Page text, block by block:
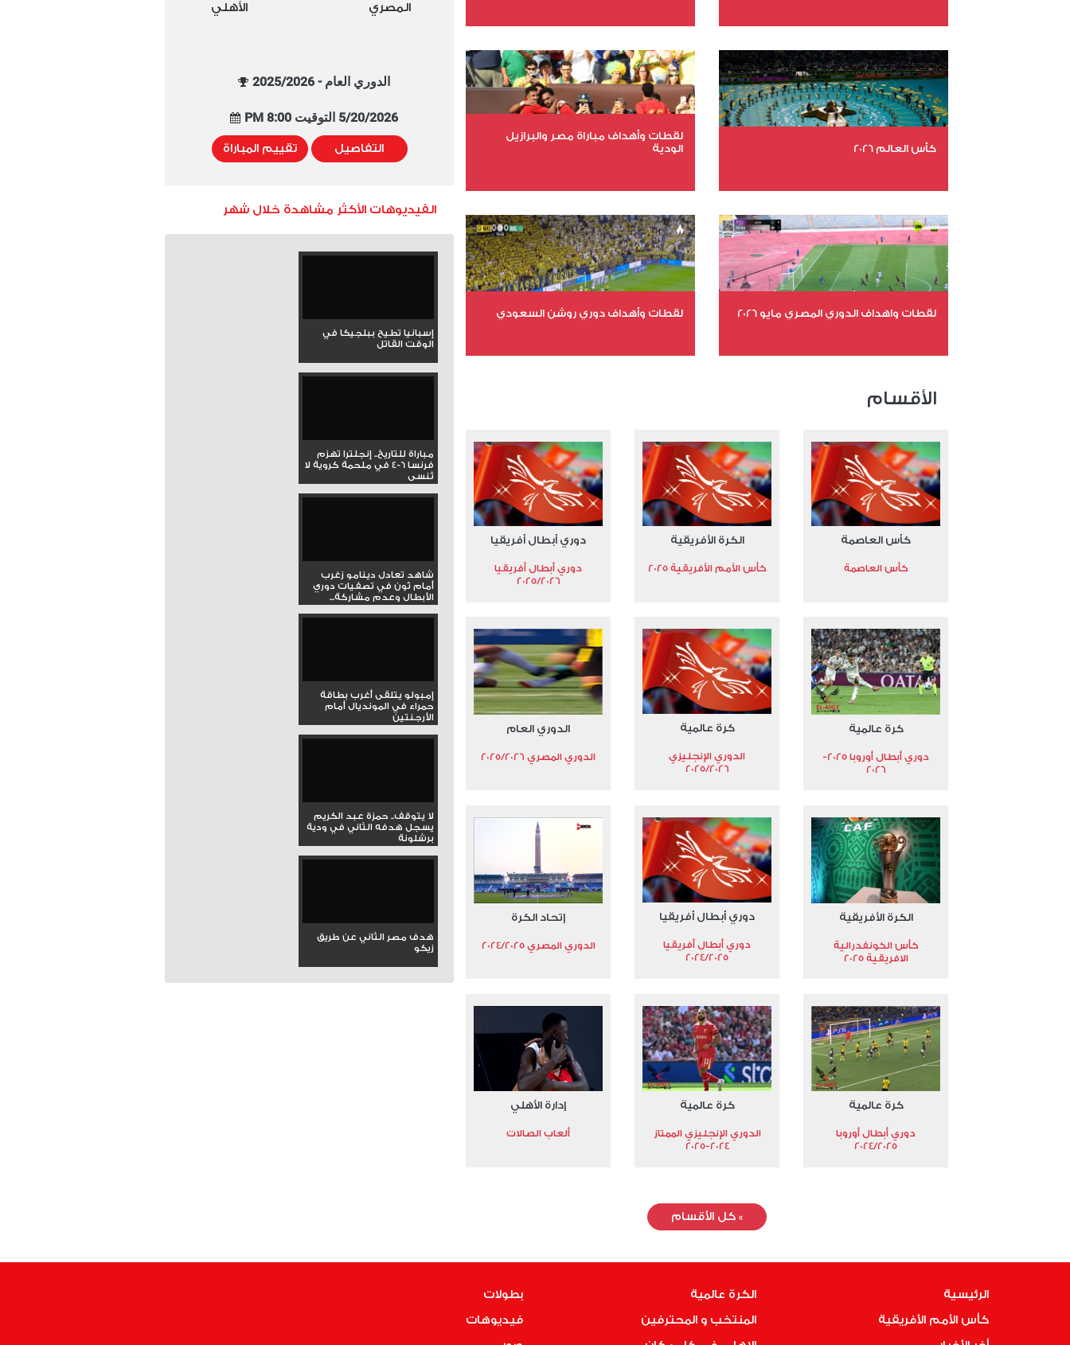
عدد المشاهدات 4712
عدد المشاهدات 1979
كأس العالم 2026
عدد المشاهدات 10637
لقطات وأهداف مباراة مصر والبرازيل
الودية
عدد المشاهدات 15616
لقطات واهداف الدوري المصري مايو 2026 لقطات وأهداف دوري روشن السعودي
الأقسام
كأس العاصمة
كأس العاصمة
الكرة الأفريقية
كأس الأمم الأفريقية 2025
دوري أبطال أفريقيا
دوري أبطال أفريقيا
2025/2026
كرة عالمية
دوري أبطال أوروبا 2025-
2026
كرة عالمية
الدوري الإنجليزي
2025/2026
الدوري العام
الدوري المصري 2025/2026
الكرة الأفريقية
كأس الكونفدرالية
الافريقية 2025
دوري أبطال أفريقيا
دوري أبطال أفريقيا
2024/2025
إتحاد الكرة
الدوري المصري 2024/2025
كرة عالمية
دوري أبطال أوروبا
2024/2025
كرة عالمية
الدوري الإنجليزي الممتاز
2024-2025
إدارة الأهلي
ألعاب الصالات
»كل الأقسام
المصري الأهلي
الدوري العام - 2025/2026
5/20/2026 التوقيت 8:00 PM
التفاصيل تقييم المباراة
الفيديوهات الأكثر مشاهدة خلال شهر
إسبانيا تطيح ببلجيكا في
الوقت القاتل
مباراة للتاريخ.. إنجلترا تهزم
فرنسا 6-4 في ملحمة كروية لا
تُنسى
شاهد تعادل دينامو زغرب
أمام ثون في تصفيات دوري
الأبطال وعدم مشاركة...
إمبولو يتلقى أغرب بطاقة
حمراء في المونديال أمام
الأرجنتين
لا يتوقف.. حمزة عبد الكريم
يسجل هدفه الثاني في ودية
برشلونة
هدف مصر الثاني عن طريق
زيكو
الرئيسية
كأس الأمم الأفريقية
الكرة عالمية
المنتخب و المحترفين
بطولات
فيديوهات